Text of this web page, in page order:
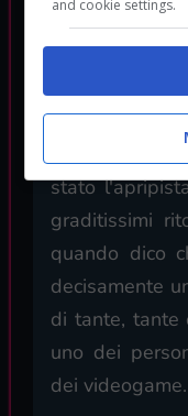
Un remake di
bisogno: una
resa
generazioni
stato
graditissimi
quando dico
decisamente
di tante, tante
uno dei
dei videogame.
and cookie settings.